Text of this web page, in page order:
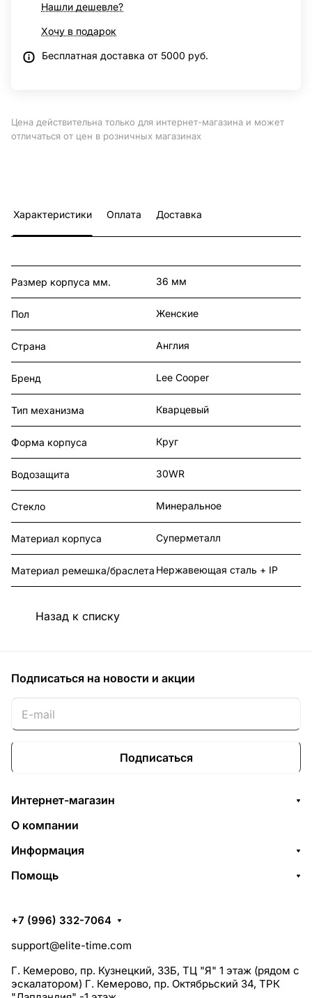
Нашли дешевле?
Хочу в подарок
Бесплатная доставка от 5000 руб.
Цена действительна только для интернет-магазина и может
отличаться от цен в розничных магазинах
Характеристики Оплата Доставка
Размер корпуса мм. 36 мм
Пол Женские
Страна Англия
Бренд Lee Cooper
Тип механизма Кварцевый
Форма корпуса Круг
Водозащита 30WR
Стекло Минеральное
Материал корпуса Суперметалл
Материал ремешка/браслета Нержавеющая сталь + IP
Назад к списку
Подписаться на новости и акции
Подписаться
Интернет-магазин
О компании
Информация
Помощь
+7 (996) 332-7064
support@elite-time.com
Г. Кемерово, пр. Кузнецкий, 33Б, ТЦ "Я" 1 этаж (рядом с
эскалатором) Г. Кемерово, пр. Октябрьский 34, ТРК